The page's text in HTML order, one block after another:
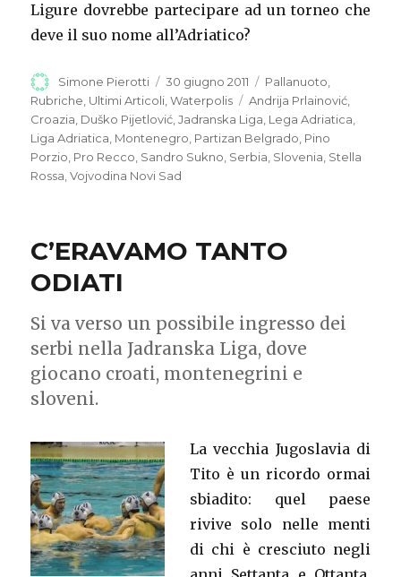
Ligure dovrebbe partecipare ad un torneo che
deve il suo nome all’Adriatico?
Autore
Simone Pierotti
Pubblicato
il
30 giugno 2011 Categorie
Pallanuoto
Rubriche Ultimi Articoli ,Waterpolis Tag
Andrija Prlainović
Croazia Duško Pijetlović ,Jadranska Liga Lega Adriatica
Liga Adriatica Montenegro Partizan Belgrado Pino
Porzio Pro Recco Sandro Sukno Serbia Slovenia Stella
Rossa ,Vojvodina Novi Sad
C’ERAVAMO TANTO
ODIATI
Si va verso un possibile ingresso dei
serbi nella Jadranska Liga, dove
giocano croati, montenegrini e
sloveni.
La vecchia Jugoslavia di
Tito è un ricordo ormai
sbiadito: quel paese
rivive solo nelle menti
di chi è cresciuto negli